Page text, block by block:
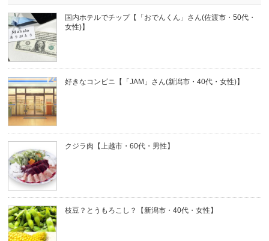
国内ホテルでチップ【「おでんくん」さん(佐渡市・50代・
女性)】
好きなコンビニ【「JAM」さん(新潟市・40代・女性)】
クジラ肉【上越市・60代・男性】
枝豆？とうもろこし？【新潟市・40代・女性】